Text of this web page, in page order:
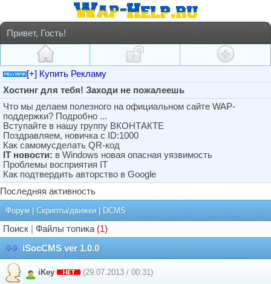
Привет, Гость!
[+] Купить Рекламу
Хостинг для тебя! Заходи не пожалеешь
Что мы делаем полезного на официальном сайте WAP-
поддержки? Подробно ...
Вступайте в нашу группу ВКОНТАКТЕ
Поздравляем, новичка с ID:1000
Как самомусделать QR-код
IT новости: в Windows новая опасная уязвимость
Проблемы восприятия IT
Как подтвердить авторство в Google
Последняя активность
Форум Скрипты/движки DCMS
Поиск Файлы топика (1)
iSocCMS ver 1.0.0
iKey (29.07.2013 / 00:31)